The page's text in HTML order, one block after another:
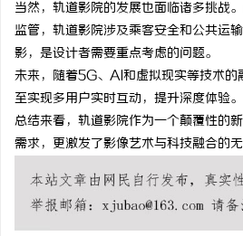
当然，轨道影院的发展也面临诸多挑战
监管，轨道影院涉及乘客安全和公共运
影，是设计者需要重点考虑的问题。
未来，随着5G、AI和虚拟现实等技术的
至实现多用户实时互动，提升深度体验
总结来看，轨道影院作为一个颠覆性的
需求，更激发了影像艺术与科技融合的
条，焊锡球，焊锡丝，万山焊锡，焊锡条
锡条，巨一，焊锡，无铅焊锡球